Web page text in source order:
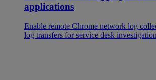
applications
Enable remote Chrome network log
log transfers for service desk